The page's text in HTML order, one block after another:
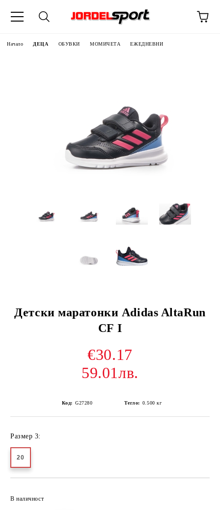
Начало ДЕЦА ОБУВКИ МОМИЧЕТА ЕЖЕДНЕВНИ
Детски маратонки Adidas AltaRun
CF I
€30.17
59.01лв.
Код: G27280 Тегло: 0.500 кг
Размер 3:
20
В наличност